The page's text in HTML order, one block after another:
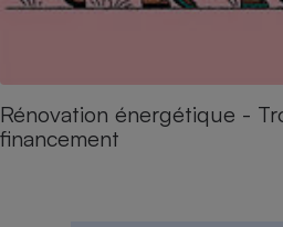
Rénovation énergétique -
financement